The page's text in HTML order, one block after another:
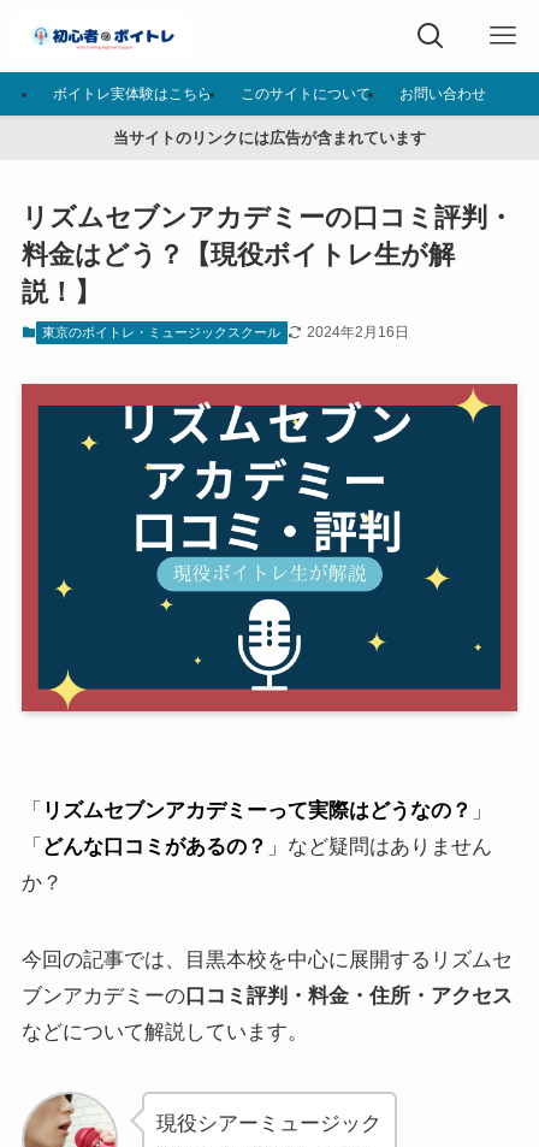
ボイトレ実体験はこちら このサイトについて お問い合わせ
当サイトのリンクには広告が含まれています
リズムセブンアカデミーの口コミ評判・
料金はどう？【現役ボイトレ生が解
説！】
東京のボイトレ・ミュージックスクール 2024年2月16日
「 リズムセブンアカデミーって実際はどうなの？ 」
「 どんな口コミがあるの？ 」など疑問はありません
か？
今回の記事では、目黒本校を中心に展開するリズムセ
ブンアカデミーの口コミ評判・料金・住所・アクセス
などについて解説しています。
現役シアーミュージック